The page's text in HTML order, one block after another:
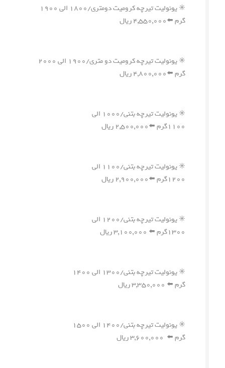
✳️ یونولیت تیرچه کرومیت دومتری/۱۸۰۰ الی ۱۹۰۰
گرم ⬅️۴,۵۵۰,۰۰۰ ریال
✳️ یونولیت تیرچه کرومیت دو متری/۱۹۰۰ الی ۲۰۰۰
گرم ⬅️۴,۸۰۰,۰۰۰ ریال
✳️ یونولیت تیرچه بتنی/۱۰۰۰ الی
۱۱۰۰گرم ⬅️۲,۵۰۰,۰۰۰ ریال
✳️ یونولیت تیرچه بتنی/۱۱۰۰ الی
۱۲۰۰گرم ⬅️۲,۹۰۰,۰۰۰ ریال
✳️ یونولیت تیرچه بتنی/۱۲۰۰ الی
۱۳۰۰گرم ⬅️ ۳,۱۰۰,۰۰۰ ریال
✳️ یونولیت تیرچه بتنی/۱۳۰۰ الی ۱۴۰۰
گرم ⬅️ ۳,۳۵۰,۰۰۰ ریال
✳️ یونولیت تیرچه بتنی/۱۴۰۰ الی ۱۵۰۰
گرم ⬅️ ۳,۶۰۰,۰۰۰ ریال